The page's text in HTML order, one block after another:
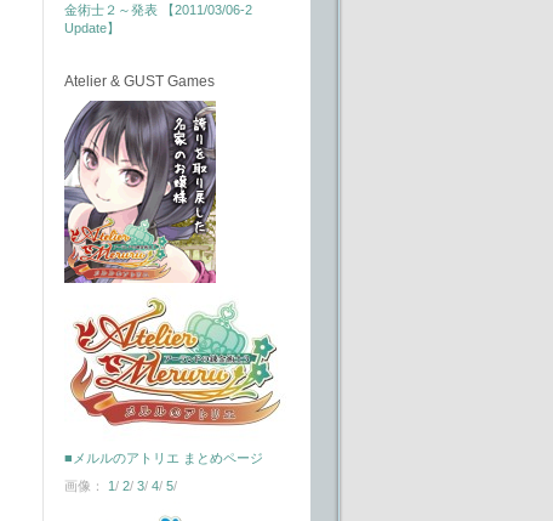
金術士２～発表 【2011/03/06-2
Update】
Atelier & GUST Games
■メルルのアトリエ まとめページ
画像： 1/ 2/ 3/ 4/ 5/